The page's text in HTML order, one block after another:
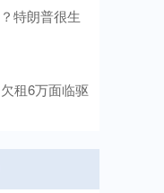
特朗普很生
租6万面临驱